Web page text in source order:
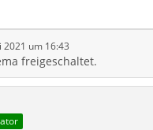
2021 um 16:43
freigeschaltet.